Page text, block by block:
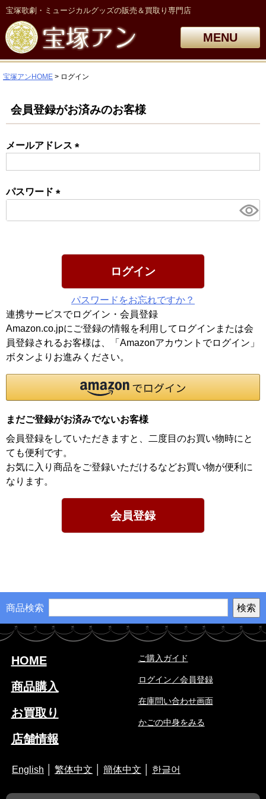
宝塚歌劇・ミュージカルグッズの販売＆買取り専門店
MENU
宝塚アンHOME ログイン
会員登録がお済みのお客様
メールアドレス
パスワード
須)
ログイン
パスワードをお忘れですか？
連携サービスでログイン・会員登録
Amazon.co.jpにご登録の情報を利用してログインまたは会
員登録されるお客様は、「Amazonアカウントでログイン」
ボタンよりお進みください。
まだご登録がお済みでないお客様
会員登録をしていただきますと、二度目のお買い物時にと
ても便利です。
お気に入り商品をご登録いただけるなどお買い物が便利に
なります。
会員登録
商品検索
HOME
商品購入
お買取り
店舗情報
ご購入ガイド
ログイン／会員登録
在庫問い合わせ画面
かごの中身をみる
English 繁体中文 簡体中文 한글어